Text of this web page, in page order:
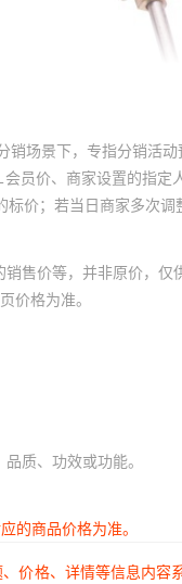
场景下，专指分销活
员价、商家设置的指
价；若当日商家多次调
售价等，并非原价，仅
价格为准。
质、功效或功能。
的商品价格为准。
价格、详情等信息内